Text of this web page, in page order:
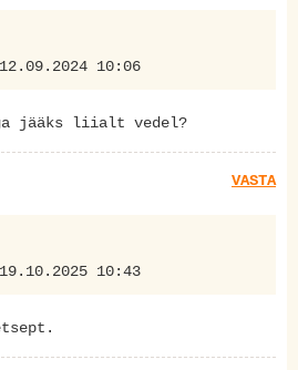
10:06
jääks liialt vedel?
VASTA
10:43